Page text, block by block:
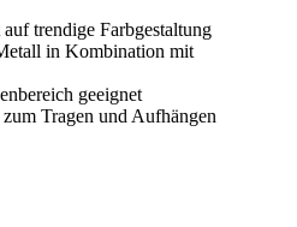
trendige Farbgestaltung
in Kombination mit
geeignet
Tragen und Aufhängen